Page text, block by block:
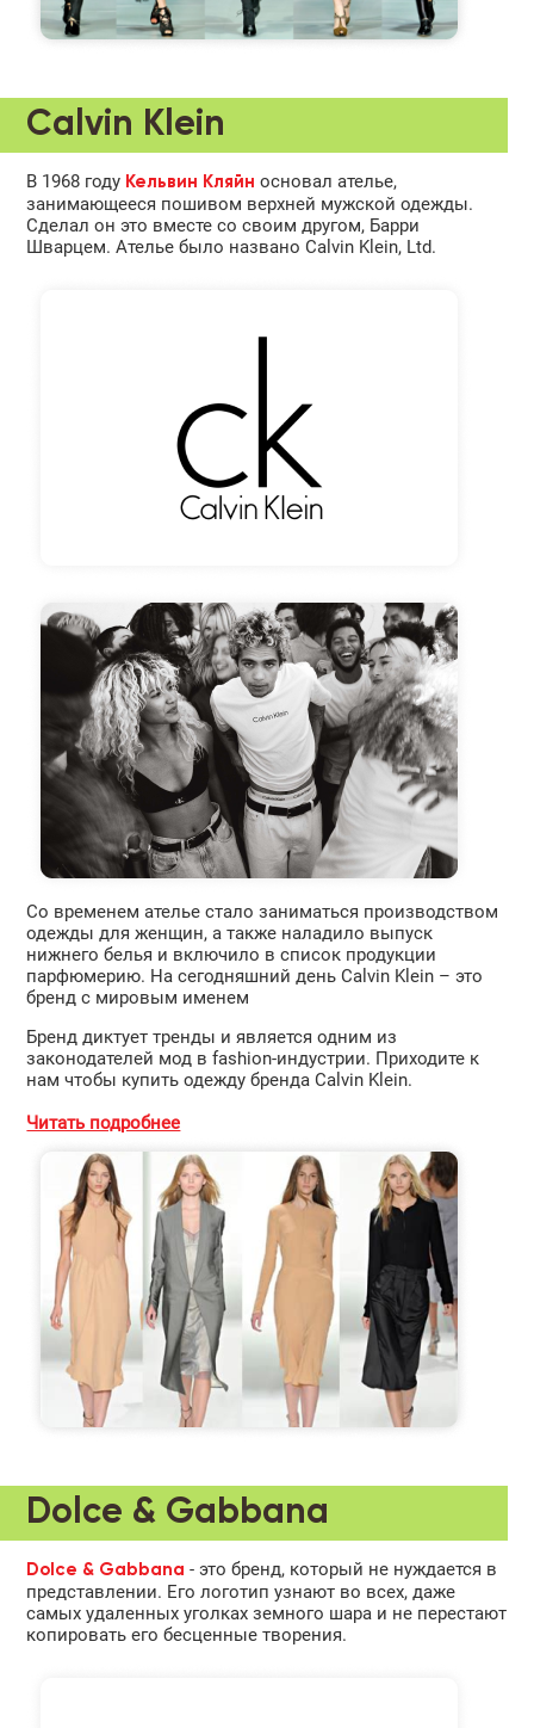
Calvin Klein
В 1968 году Кельвин Кляйн основал ателье,
занимающееся пошивом верхней мужской одежды.
Сделал он это вместе со своим другом, Барри
Шварцем. Ателье было названо Calvin Klein, Ltd.
Со временем ателье стало заниматься производством
одежды для женщин, а также наладило выпуск
нижнего белья и включило в список продукции
парфюмерию. На сегодняшний день Calvin Klein – это
бренд с мировым именем
Бренд диктует тренды и является одним из
законодателей мод в fashion-индустрии. Приходите к
нам чтобы купить одежду бренда Calvin Klein.
Читать подробнее
Dolce & Gabbana
Dolce & Gabbana - это бренд, который не нуждается в
представлении. Его логотип узнают во всех, даже
самых удаленных уголках земного шара и не перестают
копировать его бесценные творения.